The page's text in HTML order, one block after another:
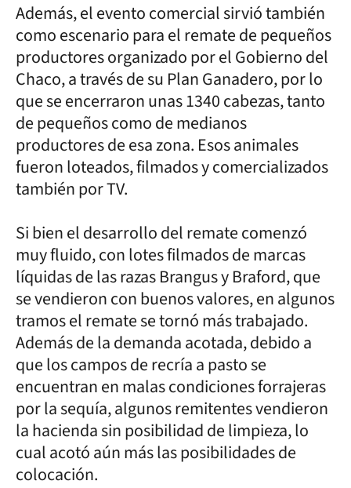
Además, el evento comercial sirvió también
como escenario para el remate de pequeños
productores organizado por el Gobierno del
Chaco, a través de su Plan Ganadero, por lo
que se encerraron unas 1340 cabezas, tanto
de pequeños como de medianos
productores de esa zona. Esos animales
fueron loteados, filmados y comercializados
también por TV.
Si bien el desarrollo del remate comenzó
muy fluido, con lotes filmados de marcas
líquidas de las razas Brangus y Braford, que
se vendieron con buenos valores, en algunos
tramos el remate se tornó más trabajado.
Además de la demanda acotada, debido a
que los campos de recría a pasto se
encuentran en malas condiciones forrajeras
por la sequía, algunos remitentes vendieron
la hacienda sin posibilidad de limpieza, lo
cual acotó aún más las posibilidades de
colocación.